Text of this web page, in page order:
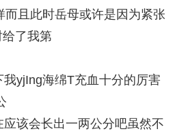
且此时岳母或许是因为紧张
了我第
yjIng海绵T充血十分的厉害
该会长出一两公分吧虽然不